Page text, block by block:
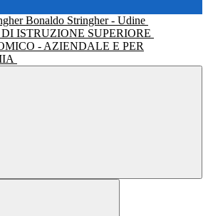
Bonaldo Stringher - Udine
ISTRUZIONE SUPERIORE
- AZIENDALE E PER